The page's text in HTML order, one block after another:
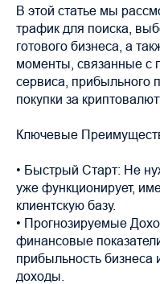
В этой статье мы
трафик для поиска,
готового бизнеса, а
моменты, связанные с
сервиса, прибыльного
покупки за
Ключевые
• Быстрый Старт: Не
уже функционирует,
клиентскую базу.
• Прогнозируемые
финансовые
прибыльность бизнеса
доходы.